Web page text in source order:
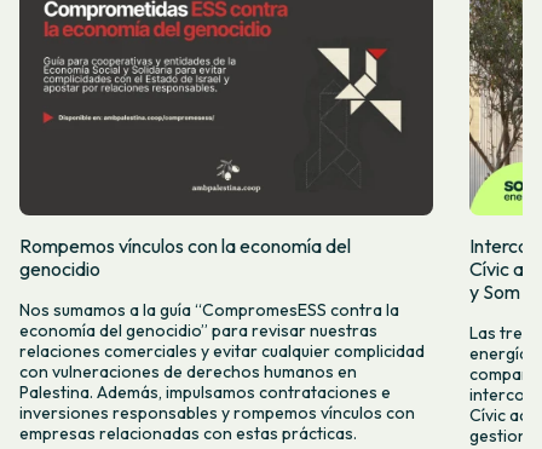
Rompemos vínculos con la economía del
genocidio
Nos sumamos a la guía “CompromesESS contra la
economía del genocidio” para revisar nuestras
relaciones comerciales y evitar cualquier complicidad
con vulneraciones de derechos humanos en
Palestina. Además, impulsamos contrataciones e
inversiones responsables y rompemos vínculos con
empresas relacionadas con estas prácticas.
Cívic
y Som
Las tres
energía,
Cívic